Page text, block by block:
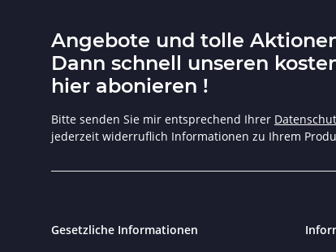
Angebote und tolle
Dann schnell unseren
hier abonieren !
Bitte senden Sie mir entsprechend Ihrer
jederzeit widerruflich Informationen zu Ihrem
Gesetzliche Informationen